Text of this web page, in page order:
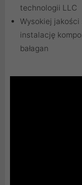
technologii LLC
Wysokiej jakości
instalację
bałagan